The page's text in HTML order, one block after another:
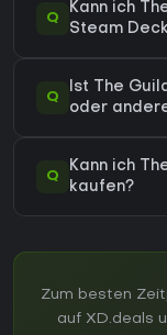
Q
Kann ich
Steam
Q
Ist The
oder
Q
Kann ich
kaufen?
Zum besten
auf XD.deals